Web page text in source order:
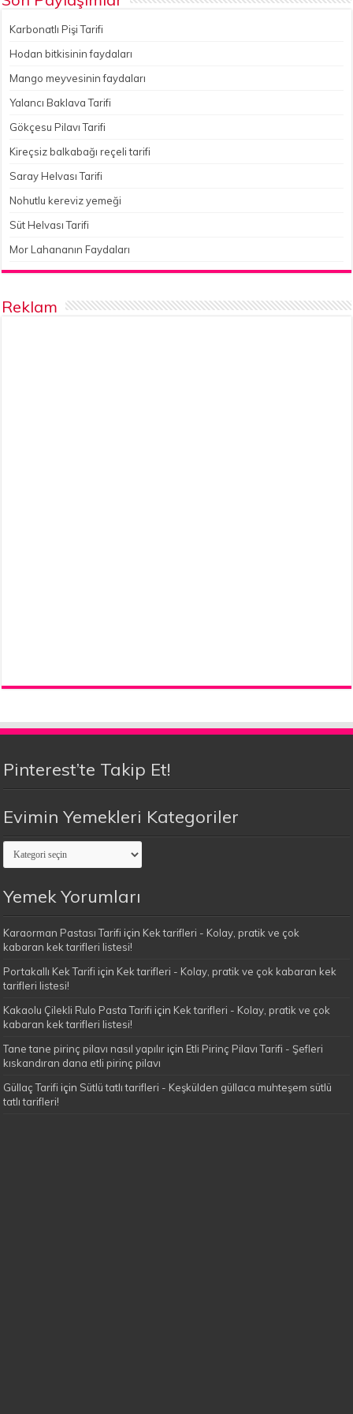
Karbonatlı Pişi Tarifi
Hodan bitkisinin faydaları
Mango meyvesinin faydaları
Yalancı Baklava Tarifi
Gökçesu Pilavı Tarifi
Kireçsiz balkabağı reçeli tarifi
Saray Helvası Tarifi
Nohutlu kereviz yemeği
Süt Helvası Tarifi
Mor Lahananın Faydaları
Reklam
Pinterest’te Takip Et!
Evimin Yemekleri Kategoriler
Evimin
Yemekleri
Kategoriler
Yemek Yorumları
Karaorman Pastası Tarifi için Kek tarifleri - Kolay, pratik ve çok
kabaran kek tarifleri listesi!
Portakallı Kek Tarifi için Kek tarifleri - Kolay, pratik ve çok kabaran kek
tarifleri listesi!
Kakaolu Çilekli Rulo Pasta Tarifi için Kek tarifleri - Kolay, pratik ve çok
kabaran kek tarifleri listesi!
Tane tane pirinç pilavı nasıl yapılır için Etli Pirinç Pilavı Tarifi - Şefleri
kıskandıran dana etli pirinç pilavı
Güllaç Tarifi için Sütlü tatlı tarifleri - Keşkülden güllaca muhteşem sütlü
tatlı tarifleri!